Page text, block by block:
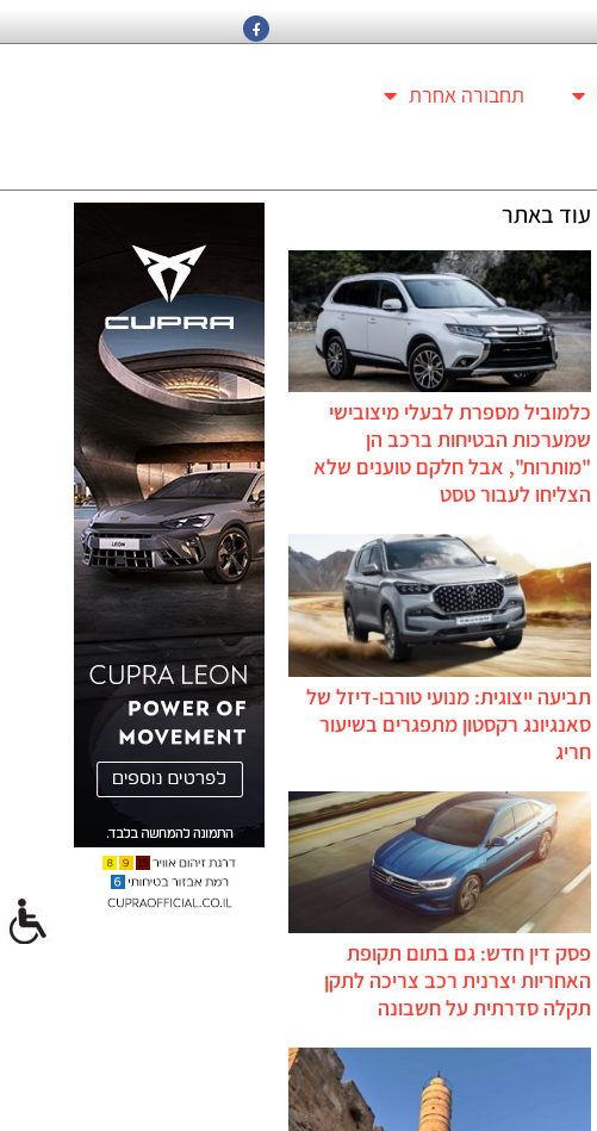
תחבורה אחרת
עוד באתר
כלמוביל מספרת לבעלי מיצובישי
שמערכות הבטיחות ברכב הן
"מותרות", אבל חלקם טוענים שלא
הצליחו לעבור טסט
תביעה ייצוגית: מנועי טורבו-דיזל של
סאנגיונג רקסטון מתפגרים בשיעור
חריג
פסק דין חדש: גם בתום תקופת
האחריות יצרנית רכב צריכה לתקן
תקלה סדרתית על חשבונה